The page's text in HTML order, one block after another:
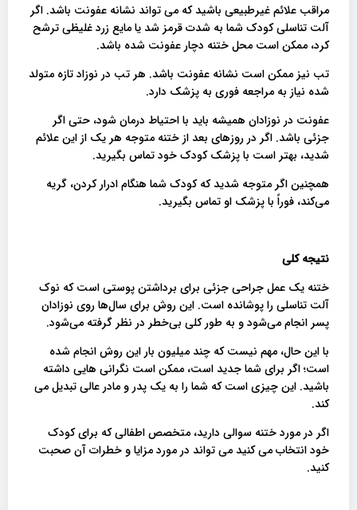
مراقب علائم غیرطبیعی باشید که می تواند نشانه عفونت باشد. اگر
آلت تناسلی کودک شما به شدت قرمز شد یا مایع زرد غلیظی ترشح
کرد، ممکن است محل ختنه دچار عفونت شده باشد.
تب نیز ممکن است نشانه عفونت باشد. هر تب در نوزاد تازه متولد
شده نیاز به مراجعه فوری به پزشک دارد.
عفونت در نوزادان همیشه باید با احتیاط درمان شود، حتی اگر
جزئی باشد. اگر در روزهای بعد از ختنه متوجه هر یک از این علائم
شدید، بهتر است با پزشک کودک خود تماس بگیرید.
همچنین اگر متوجه شدید که کودک شما هنگام ادرار کردن، گریه
می‌کند، فوراً با پزشک او تماس بگیرید.
نتیجه کلی
ختنه یک عمل جراحی جزئی برای برداشتن پوستی است که نوک
آلت تناسلی را پوشانده است. این روش برای سال‌ها روی نوزادان
پسر انجام می‌شود و به طور کلی بی‌خطر در نظر گرفته می‌شود.
با این حال، مهم نیست که چند میلیون بار این روش انجام شده
است؛ اگر برای شما جدید است، ممکن است نگرانی هایی داشته
باشید. این چیزی است که شما را به یک پدر و مادر عالی تبدیل می
کند.
اگر در مورد ختنه سوالی دارید، متخصص اطفالی که برای کودک
خود انتخاب می کنید می تواند در مورد مزایا و خطرات آن صحبت
کنید.